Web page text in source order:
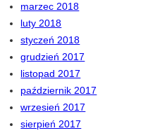
marzec 2018
luty 2018
styczeń 2018
grudzień 2017
listopad 2017
październik 2017
wrzesień 2017
sierpień 2017